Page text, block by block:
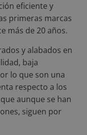
eficiente y
primeras marcas
más de 20 años.
y alabados en
baja
lo que son una
respecto a los
aunque se han
siguen por